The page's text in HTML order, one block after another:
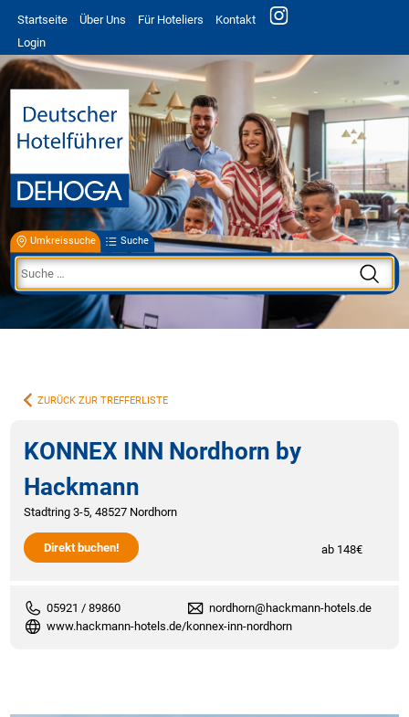
Startseite Über Uns Für Hoteliers
Kontakt
Login
Umkreissuche Suche
ZURÜCK ZUR TREFFERLISTE
KONNEX INN Nordhorn by
Hackmann
Stadtring 3-5, 48527 Nordhorn
Direkt buchen! ab 148€
05921 / 89860
nordhorn@hackmann-hotels.de
www.hackmann-hotels.de/konnex-inn-nordhorn